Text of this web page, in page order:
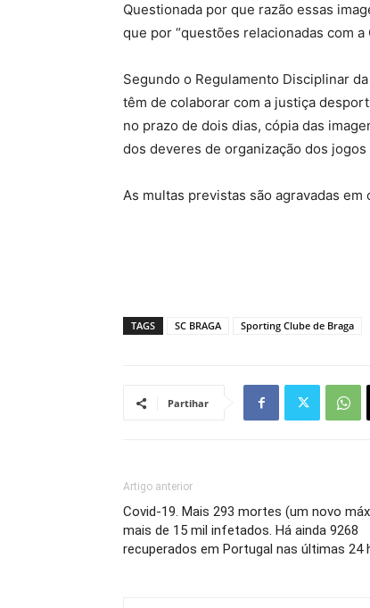
Questionada por que razão essas
que por “questões relacionadas com
Segundo o Regulamento Disciplinar
têm de colaborar com a justiça
no prazo de dois dias, cópia das
dos deveres de organização dos jogos
As multas previstas são agravadas em
TAGS SC BRAGA Sporting Clube de Braga
Partihar
Artigo anterior
Covid-19. Mais 293 mortes (um novo
mais de 15 mil infetados. Há ainda 9268
recuperados em Portugal nas últimas 24